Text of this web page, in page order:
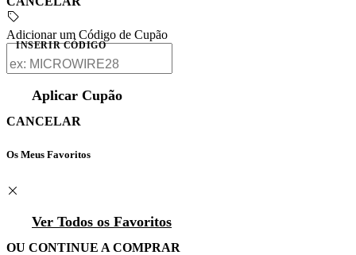
Adicionar um Código de Cupão
INSERIR CÓDIGO
Aplicar Cupão
CANCELAR
Os Meus Favoritos
Ver Todos os Favoritos
OU CONTINUE A COMPRAR